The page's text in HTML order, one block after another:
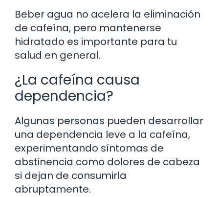
Beber agua no acelera la eliminación
de cafeína, pero mantenerse
hidratado es importante para tu
salud en general.
¿La cafeína causa
dependencia?
Algunas personas pueden desarrollar
una dependencia leve a la cafeína,
experimentando síntomas de
abstinencia como dolores de cabeza
si dejan de consumirla
abruptamente.